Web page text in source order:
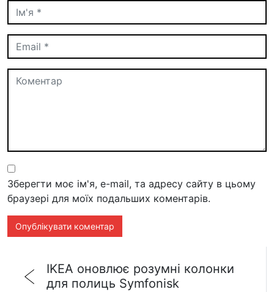
Зберегти моє ім'я, e-mail, та адресу сайту в цьому
браузері для моїх подальших коментарів.
IKEA оновлює розумні колонки
для полиць Symfonisk